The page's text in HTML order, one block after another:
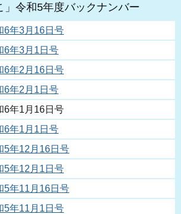
」令和5年度バックナンバー
年3月16日号
年3月1日号
年2月16日号
年2月1日号
年1月16日号
年1月1日号
年12月16日号
年12月1日号
年11月16日号
年11月1日号